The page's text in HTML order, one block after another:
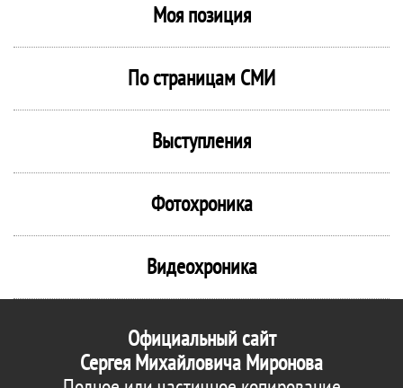
Моя позиция
По страницам СМИ
Выступления
Фотохроника
Видеохроника
Официальный сайт
Сергея Михайловича Миронова